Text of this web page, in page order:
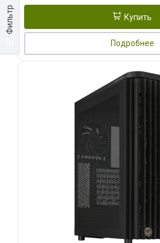
Фильтр Купить
Подробнее